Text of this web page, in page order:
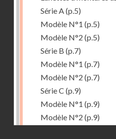
Série A (p.5)
Modèle N°1 (p.5)
Modèle N°2 (p.5)
Série B (p.7)
Modèle N°1 (p.7)
Modèle N°2 (p.7)
Série C (p.9)
Modèle N°1 (p.9)
Modèle N°2 (p.9)